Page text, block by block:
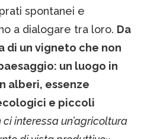
spontanei e
a dialogare tra loro. Da
di un vigneto che non
un luogo in
alberi, essenze
e piccoli
ci interessa un’agricoltura